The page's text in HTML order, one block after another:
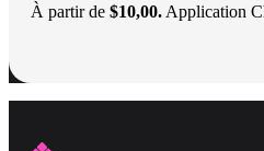
À partir de $10,00. Application